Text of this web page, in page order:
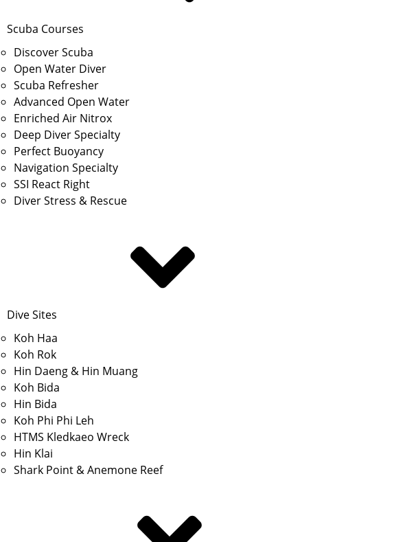
Scuba Courses
Discover Scuba
Open Water Diver
Scuba Refresher
Advanced Open Water
Enriched Air Nitrox
Deep Diver Specialty
Perfect Buoyancy
Navigation Specialty
SSI React Right
Diver Stress & Rescue
Dive Sites
Koh Haa
Koh Rok
Hin Daeng & Hin Muang
Koh Bida
Hin Bida
Koh Phi Phi Leh
HTMS Kledkaeo Wreck
Hin Klai
Shark Point & Anemone Reef